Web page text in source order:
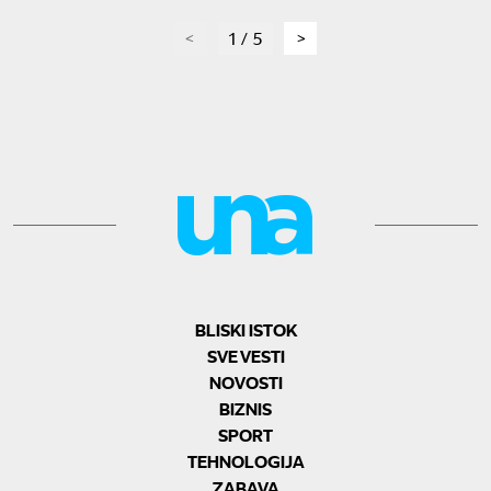
page1 / 5 page
BLISKI ISTOK
SVE VESTI
NOVOSTI
BIZNIS
SPORT
TEHNOLOGIJA